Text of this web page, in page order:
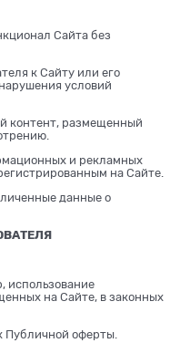
Сайта без
к Сайту или его
условий
контент, размещенный
и рекламных
на Сайте.
данные о
использование
на Сайте, в законных
Публичной оферты.